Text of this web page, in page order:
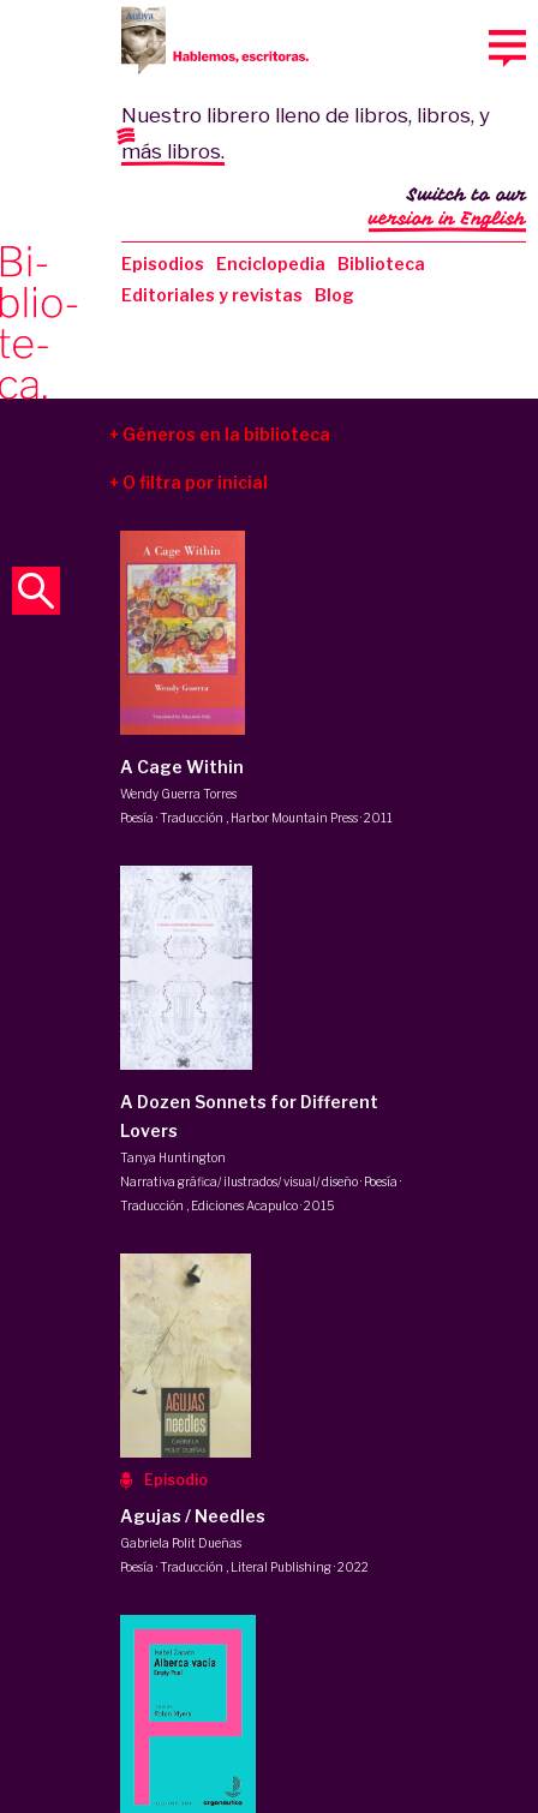
Nuestro librero lleno de libros, libros, y
más libros.
Episodios Enciclopedia
Biblioteca
Editoriales y revistas
Blog
Switch to our
version in English
Géneros en la biblioteca
O filtra por inicial
A Cage Within
Wendy Guerra Torres
Poesía · Traducción
Harbor Mountain Press·2011
A Dozen Sonnets for Different
Lovers
Tanya Huntington
Narrativa gráfica/ ilustrados/ visual/ diseño · Poesía ·
Traducción
Ediciones Acapulco·2015
Episodio
Agujas / Needles
Gabriela Polit Dueñas
Poesía · Traducción
Literal Publishing·2022